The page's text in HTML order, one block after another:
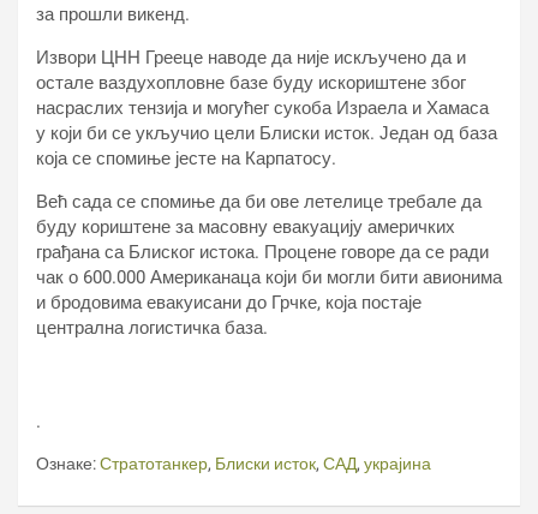
за прошли викенд.
Извори ЦНН Грееце наводе да није искључено да и
остале ваздухопловне базе буду искориштене због
насраслих тензија и могућег сукоба Израела и Хамаса
у који би се укључио цели Блиски исток. Један од база
која се спомиње јесте на Карпатосу.
Већ сада се спомиње да би ове летелице требале да
буду кориштене за масовну евакуацију америчких
грађана са Блиског истока. Процене говоре да се ради
чак о 600.000 Американаца који би могли бити авионима
и бродовима евакуисани до Грчке, која постаје
централна логистичка база.
.
Ознаке:Стратотанкер, Блиски исток, САД, украјина